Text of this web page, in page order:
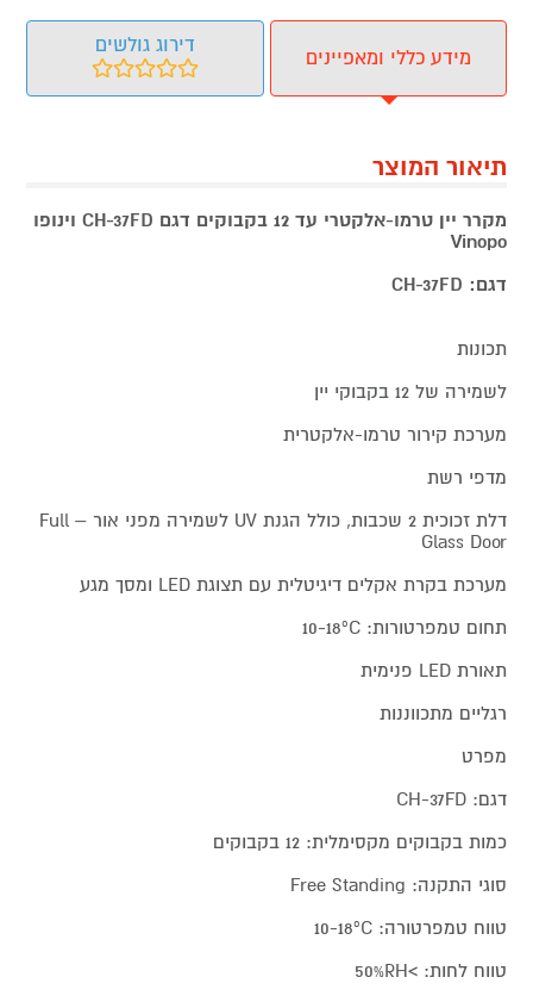
מידע כללי ומאפיינים
דירוג גולשים
תיאור המוצר
מקרר יין טרמו-אלקטרי עד 12 בקבוקים דגם CH-37FD וינופו
Vinopo
דגם: CH-37FD
תכונות
לשמירה של 12 בקבוקי יין
מערכת קירור טרמו-אלקטרית
מדפי רשת
דלת זכוכית 2 שכבות, כולל הגנת UV לשמירה מפני אור – Full
Glass Door
מערכת בקרת אקלים דיגיטלית עם תצוגת LED ומסך מגע
תחום טמפרטורות: 10-18ºC
תאורת LED פנימית
רגליים מתכווננות
מפרט
דגם: CH-37FD
כמות בקבוקים מקסימלית: 12 בקבוקים
סוגי התקנה: Free Standing
טווח טמפרטורה: 10-18ºC
טווח לחות: >50%RH